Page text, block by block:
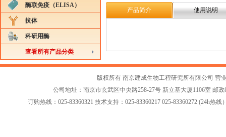
酶联免疫（ELISA）
抗体
科研用酶
查看所有产品分类
产品简介 使用说明
版权所有 南京建成生物工程研究所有限公司 营
公司地址：南京市玄武区中央路258-27号 新立基大厦1106室 邮政
订购热线：025-83360321 技术支持：025-83360217 025-83360272 (24h热